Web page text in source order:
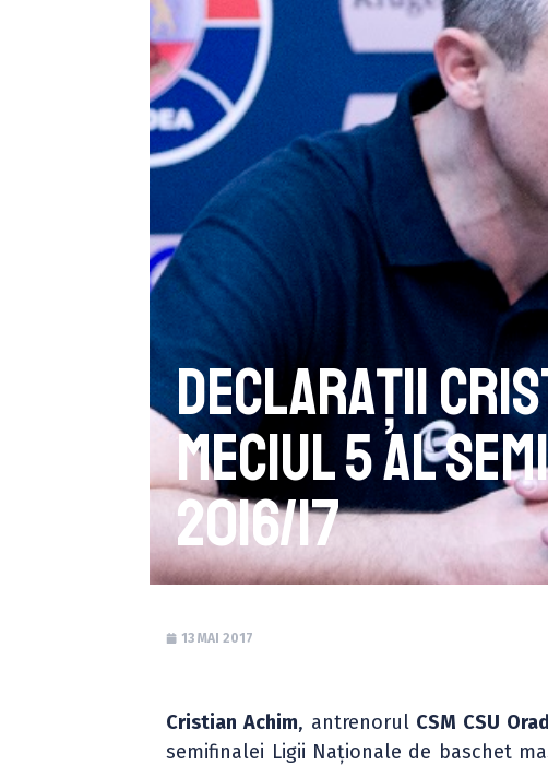
Declarații
Meciul 5 al
2016/17
13 MAI 2017
Cristian Achim, antrenorul CSM CSU
semifinalei Ligii Naționale de baschet